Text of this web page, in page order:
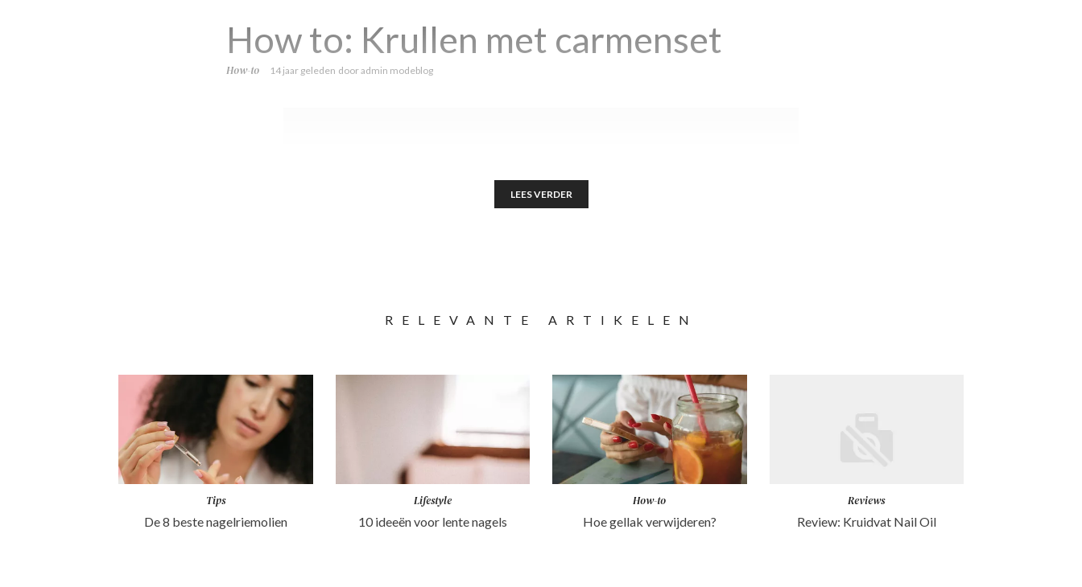
How to: Krullen met carmenset
How-to 14 jaar geleden dooradmin modeblog
LEES VERDER
RELEVANTE ARTIKELEN
Tips
De 8 beste nagelriemolien
Lifestyle
10 ideeën voor lente nagels
How-to
Hoe gellak verwijderen?
Reviews
Review: Kruidvat Nail Oil